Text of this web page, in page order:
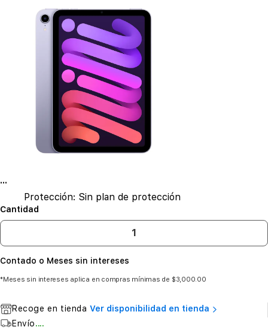
...
Protección: Sin plan de protección
Cantidad
Contado o Meses sin intereses
*Meses sin intereses aplica en compras mínimas de $3,000.00
Recoge en tienda Ver disponibilidad en tienda
Envío....